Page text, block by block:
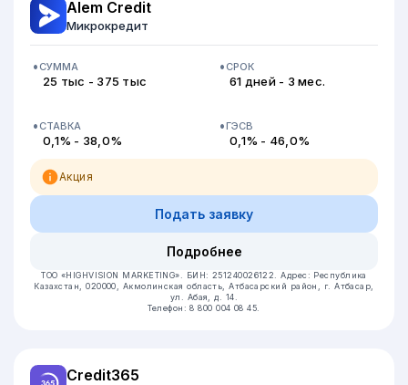
Alem Credit
Микрокредит
СУММА
25 тыс - 375 тыс
СРОК
61 дней - 3 мес.
СТАВКА
0,1% - 38,0%
ГЭСВ
0,1% - 46,0%
Акция
Подать заявку
Подробнее
ТОО «HIGHVISION MARKETING». БИН: 251240026122.Адрес: Республика
Казахстан, 020000, Акмолинская область, Атбасарский район, г. Атбасар,
ул. Абая, д. 14.
Телефон: 8 800 004 08 45.
Credit365